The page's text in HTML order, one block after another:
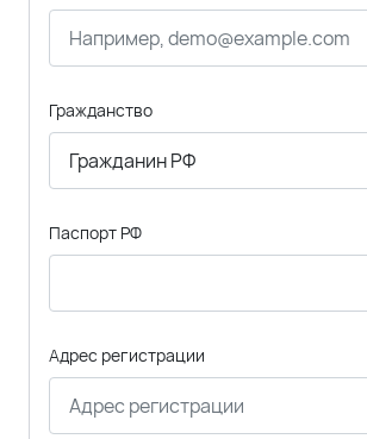
Гражданство
Паспорт РФ
Адрес регистрации